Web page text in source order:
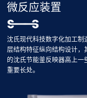
微反应装置
沈氏现代科技数字化加工制
层结构特征纵向结构设计
的沈氏节能釜反映器高上
重要长处。